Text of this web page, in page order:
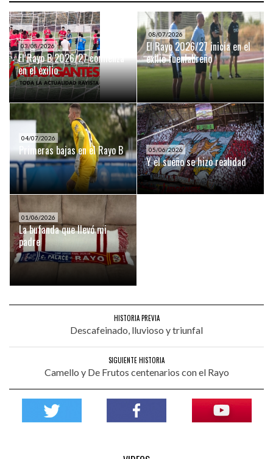
03/08/2026
El Rayo B 2026/27 comienza
en el exilio
08/07/2026
El Rayo 2026/27 inicia en el
exilio fuenlabreño
04/07/2026
Primeras bajas en el Rayo B 05/06/2026
Y el sueño se hizo realidad
01/06/2026
La bufanda que llevó mi
padre
HISTORIA PREVIA
Descafeinado, lluvioso y triunfal
SIGUIENTE HISTORIA
Camello y De Frutos centenarios con el Rayo